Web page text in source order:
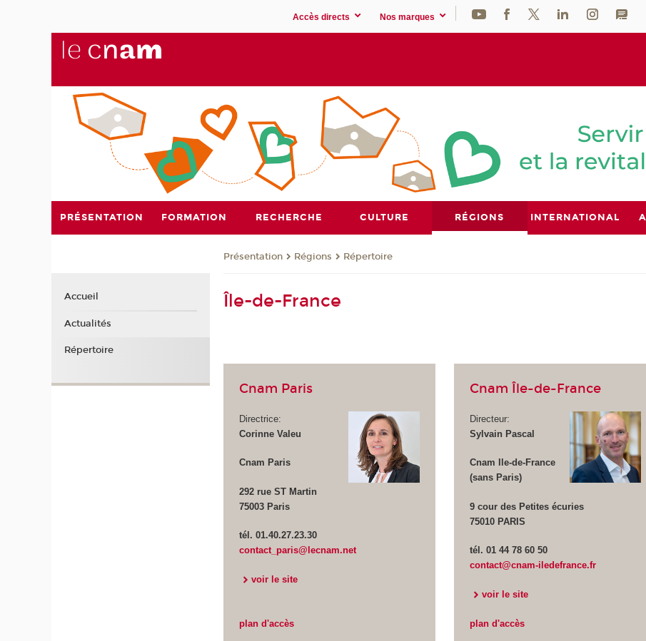
Accès directs Nos marques
PRÉSENTATION FORMATION RECHERCHE CULTURE RÉGIONS INTERNATIONAL
Présentation Régions Répertoire
Île-de-France
Cnam Paris
Directrice:
Corinne Valeu
Cnam Paris
292 rue ST Martin
75003 Paris
tél. 01.40.27.23.30
contact_paris@lecnam.net
voir le site
plan d'accès
Cnam Île-de-France
Directeur:
Sylvain Pascal
Cnam Ile-de-France
(sans Paris)
9 cour des Petites écuries
75010 PARIS
tél. 01 44 78 60 50
contact@cnam-iledefrance.fr
voir le site
plan d'accès
Accueil
Actualités
Répertoire